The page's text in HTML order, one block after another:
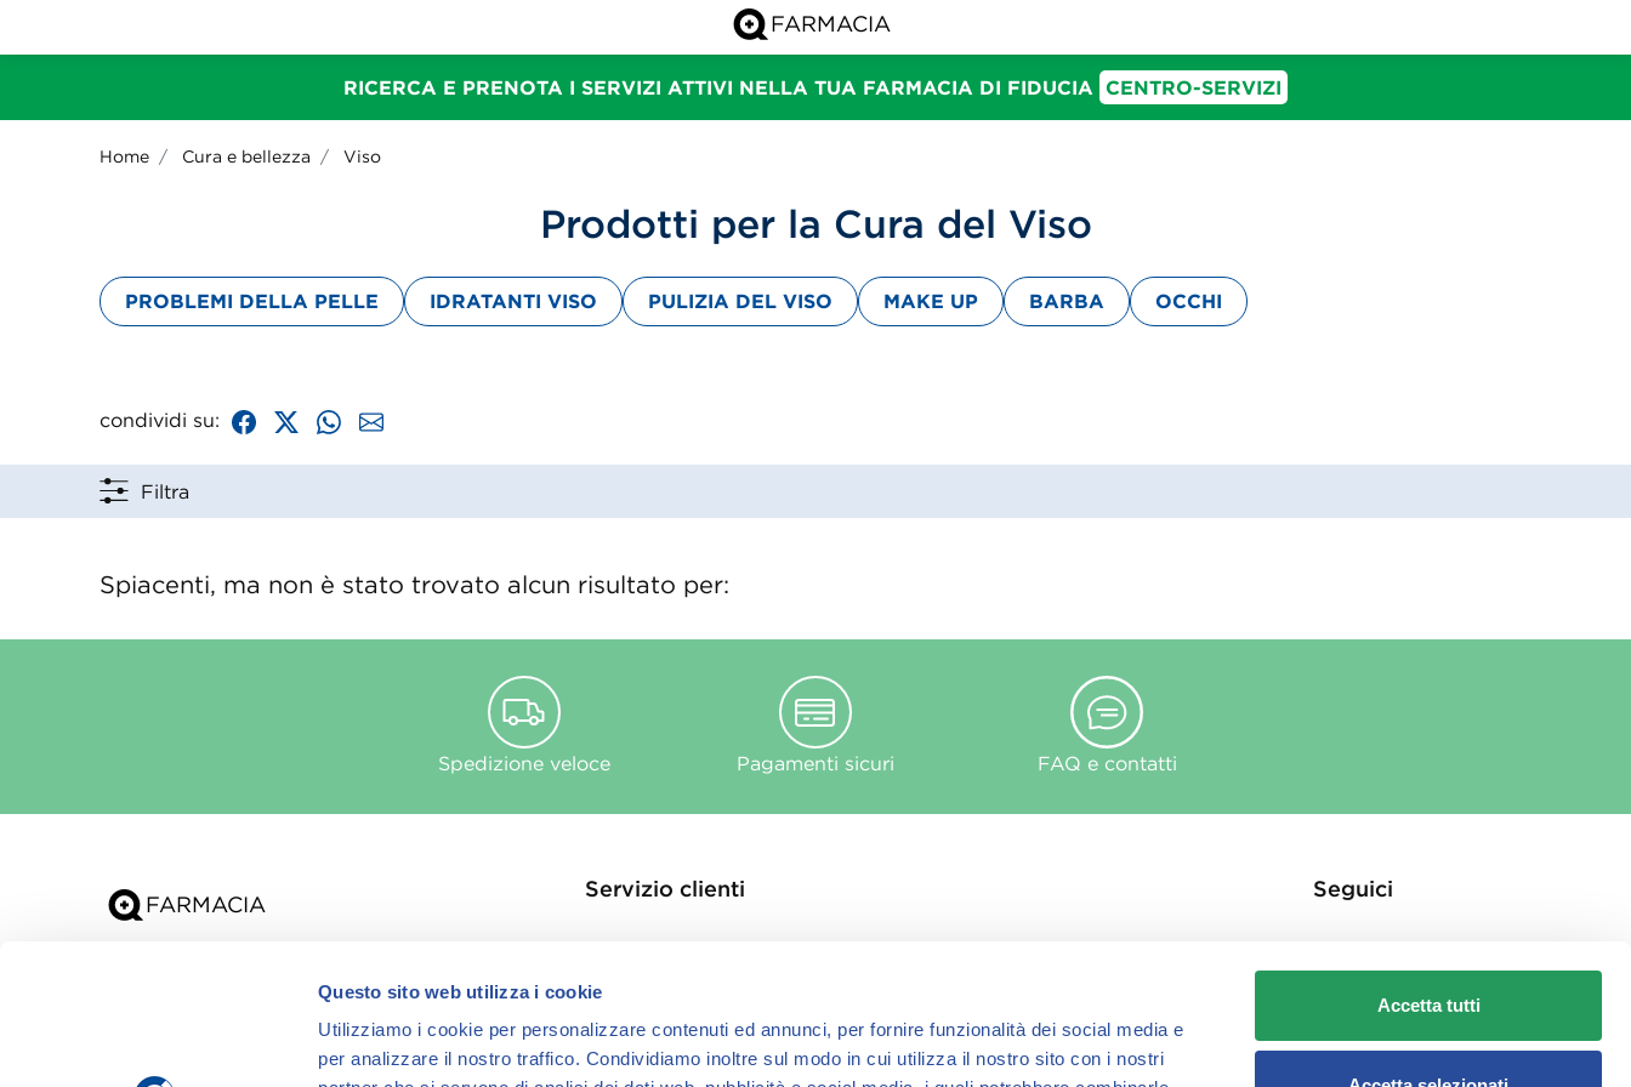
Questo sito web utilizza i cookie
Utilizziamo i cookie per personalizzare contenuti ed annunci, per fornire funzionalità dei social media e
per analizzare il nostro traffico. Condividiamo inoltre sul modo in cui utilizza il nostro sito con i nostri
Accetta tutti
RICERCA E PRENOTA I SERVIZI ATTIVI NELLA TUA FARMACIA DI FIDUCIA CENTRO-SERVIZI
Home Cura e bellezza Viso
Prodotti per la Cura del Viso
PROBLEMI DELLA PELLE IDRATANTI VISO PULIZIA DEL VISO MAKE UP BARBA OCCHI
condividi su:
Filtra
Spiacenti, ma non è stato trovato alcun risultato per:
Spedizione veloce Pagamenti sicuri FAQ e contatti
Servizio clienti
Cookie
informativa Cookie
Seguici